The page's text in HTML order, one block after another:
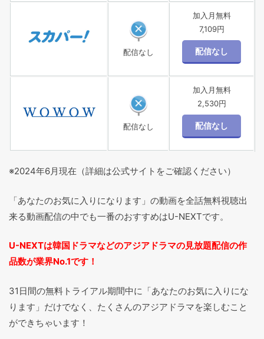
配信なし
加入月無料
7,109円
配信なし
加入月無料
2,530円
※2024年6月現在（詳細は公式サイトをご確認ください）
「あなたのお気に入りになります」の動画を全話無料視聴出
来る動画配信の中でも一番のおすすめはU-NEXTです。
U-NEXTは韓国ドラマなどのアジアドラマの見放題配信の作
品数が業界No.1です！
31日間の無料トライアル期間中に「あなたのお気に入りにな
ります」だけでなく、たくさんのアジアドラマを楽しむこと
ができちゃいます！